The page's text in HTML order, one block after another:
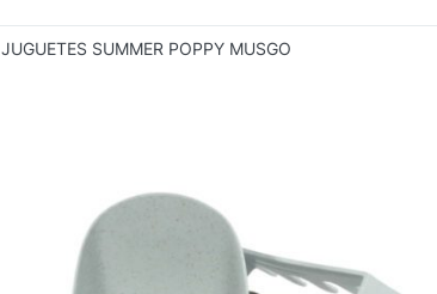
JUGUETES SUMMER POPPY MUSGO